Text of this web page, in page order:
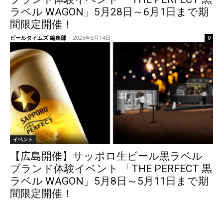
ラベル WAGON」5月28日～6月1日まで期
間限定開催！
ビールタイムズ 編集部 - 2025年5月14日 0
イベント
【広島開催】サッポロ生ビール黒ラベル
ブランド体験イベント 「THE PERFECT 黒
ラベル WAGON」5月8日～5月11日まで期
間限定開催！